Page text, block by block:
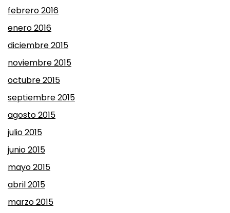
febrero 2016
enero 2016
diciembre 2015
noviembre 2015
octubre 2015
septiembre 2015
agosto 2015
julio 2015
junio 2015
mayo 2015
abril 2015
marzo 2015